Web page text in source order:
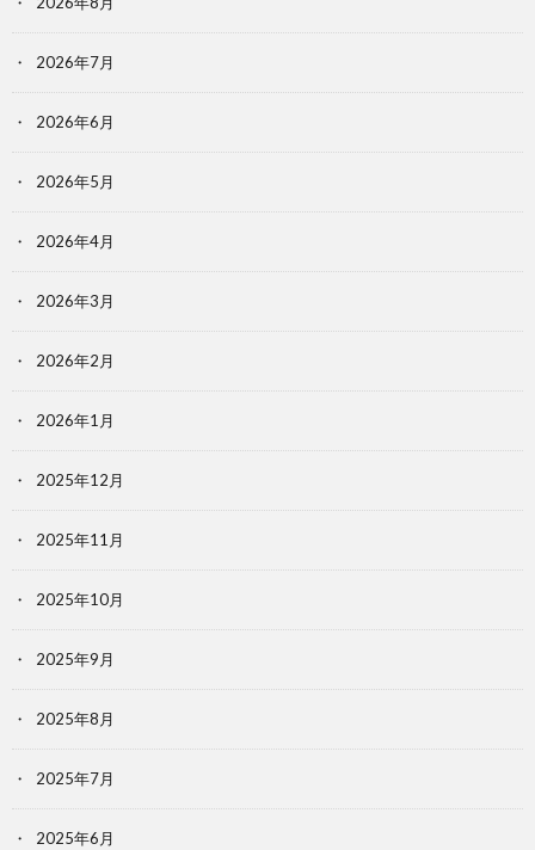
2026年7月
2026年6月
2026年5月
2026年4月
2026年3月
2026年2月
2026年1月
2025年12月
2025年11月
2025年10月
2025年9月
2025年8月
2025年7月
2025年6月